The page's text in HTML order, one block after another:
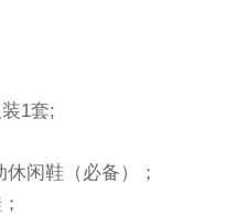
1套;
闲鞋（必备）；